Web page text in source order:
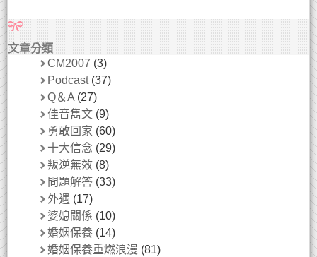
文章分類
CM2007 (3)
Podcast(37)
Q＆A (27)
佳音雋文 (9)
勇敢回家 (60)
十大信念 (29)
叛逆無效 (8)
問題解答 (33)
外遇 (17)
婆媳關係 (10)
婚姻保養 (14)
婚姻保養重燃浪漫 (81)